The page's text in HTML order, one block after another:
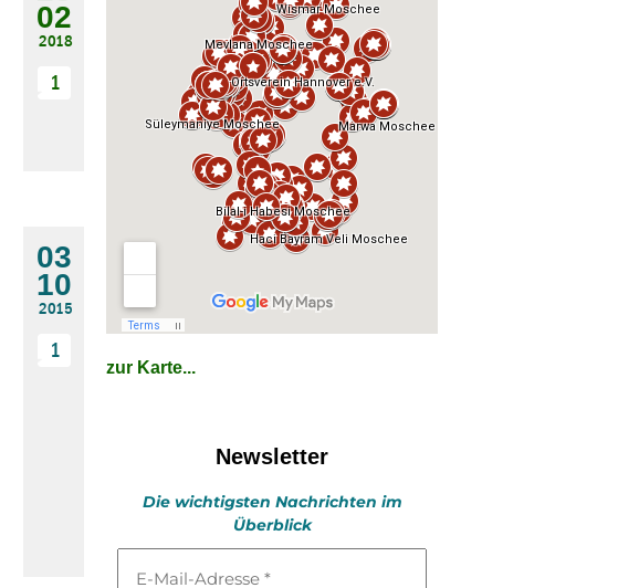
02
2018
1
03
10
2015
1
zur Karte...
Newsletter
Die wichtigsten Nachrichten im
Überblick
Mail-